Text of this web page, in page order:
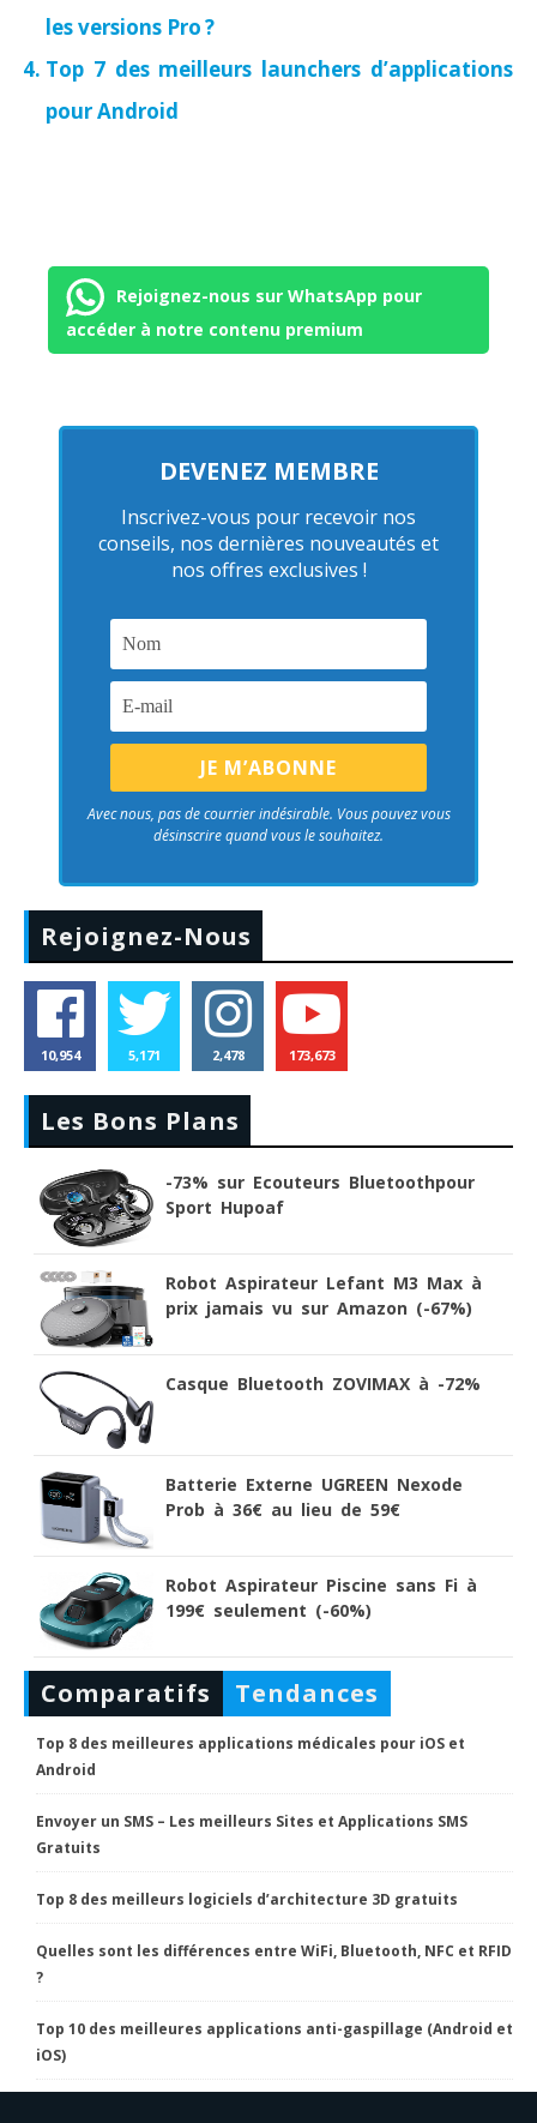
les versions Pro ?
Top 7 des meilleurs launchers d’applications
pour Android
Rejoignez-nous sur WhatsApp pour
accéder à notre contenu premium
DEVENEZ MEMBRE
Inscrivez-vous pour recevoir nos
conseils, nos dernières nouveautés et
nos offres exclusives !
Avec nous, pas de courrier indésirable. Vous pouvez vous
désinscrire quand vous le souhaitez.
Rejoignez-Nous
10,954 5,171 2,478 173,673
Les Bons Plans
-73% sur Ecouteurs Bluetoothpour
Sport Hupoaf
Robot Aspirateur Lefant M3 Max à
prix jamais vu sur Amazon (-67%)
Casque Bluetooth ZOVIMAX à -72%
Batterie Externe UGREEN Nexode
Prob à 36€ au lieu de 59€
Robot Aspirateur Piscine sans Fi à
199€ seulement (-60%)
Comparatifs Tendances
Top 8 des meilleures applications médicales pour iOS et
Android
Envoyer un SMS – Les meilleurs Sites et Applications SMS
Gratuits
Top 8 des meilleurs logiciels d’architecture 3D gratuits
Quelles sont les différences entre WiFi, Bluetooth, NFC et RFID
?
Top 10 des meilleures applications anti-gaspillage (Android et
iOS)